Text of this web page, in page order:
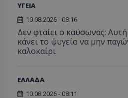
ΥΓΕΙΑ
10.08.2026 - 08:16
Δεν φταίει ο καύσωνας:
κάνει το ψυγείο να μην
καλοκαίρι
ΕΛΛΑΔΑ
10.08.2026 - 08:11